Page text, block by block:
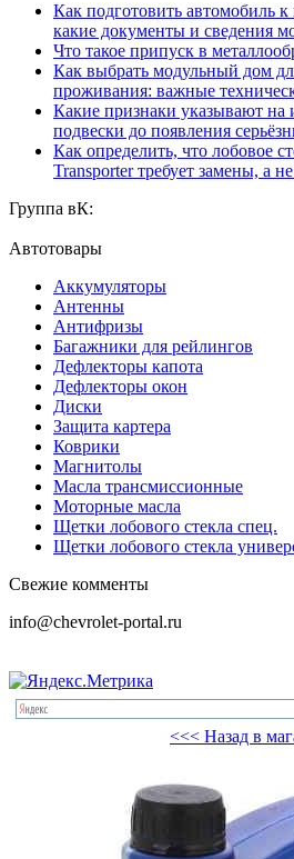
Как подготовить автомобиль
какие документы и сведения
Что такое припуск в
Как выбрать модульный дом
проживания: важные
Какие признаки указывают на
подвески до появления
Как определить, что лобовое
Transporter требует замены, а
Группа вК:
Автотовары
Аккумуляторы
Антенны
Антифризы
Багажники для рейлингов
Дефлекторы капота
Дефлекторы окон
Диски
Защита картера
Коврики
Магнитолы
Масла трансмиссионные
Моторные масла
Щетки лобового стекла спец.
Щетки лобового стекла
Свежие комменты
info@chevrolet-portal.ru
<<< Назад в